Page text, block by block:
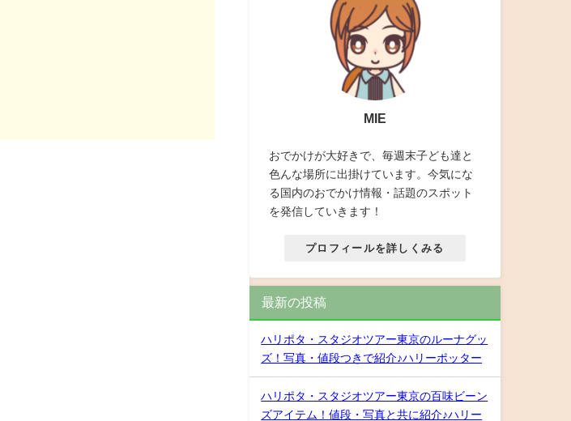
MIE
おでかけが大好きで、毎週末子ども達と
色んな場所に出掛けています。今気にな
る国内のおでかけ情報・話題のスポット
を発信していきます！
プロフィールを詳しくみる
最新の投稿
ハリポタ・スタジオツアー東京のルーナグッ
ズ！写真・値段つきで紹介♪ハリーポッター
ハリポタ・スタジオツアー東京の百味ビーン
ズアイテム！値段・写真と共に紹介♪ハリー